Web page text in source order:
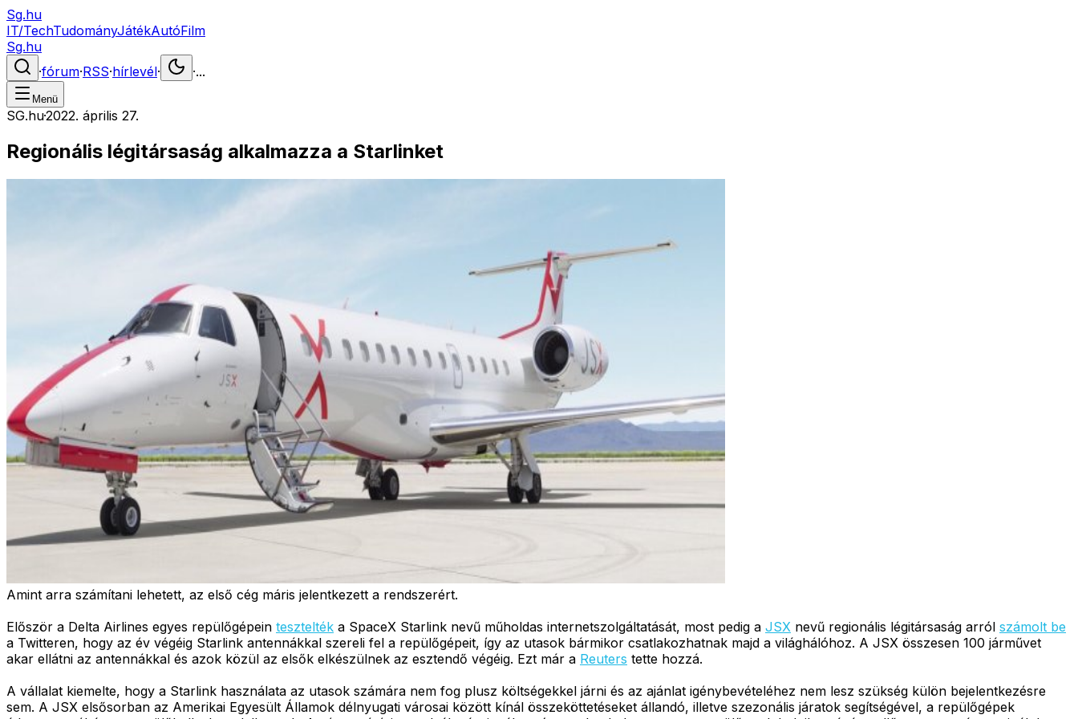
Sg.hu
IT/TechTudományJátékAutóFilm
Sg.hu
·fórum·RSS·hírlevél· ·...
Menü
SG.hu·2022. április 27.
Regionális légitársaság alkalmazza a Starlinket
Amint arra számítani lehetett, az első cég máris jelentkezett a rendszerért.
Először a Delta Airlines egyes repülőgépein tesztelték a SpaceX Starlink nevű műholdas internetszolgáltatását, most pedig a JSX nevű regionális légitársaság arról számolt be
a Twitteren, hogy az év végéig Starlink antennákkal szereli fel a repülőgépeit, így az utasok bármikor csatlakozhatnak majd a világhálóhoz. A JSX összesen 100 járművet
akar ellátni az antennákkal és azok közül az elsők elkészülnek az esztendő végéig. Ezt már a Reuters tette hozzá.
A vállalat kiemelte, hogy a Starlink használata az utasok számára nem fog plusz költségekkel járni és az ajánlat igénybevételéhez nem lesz szükség külön bejelentkezésre
sem. A JSX elsősorban az Amerikai Egyesült Államok délnyugati városai között kínál összeköttetéseket állandó, illetve szezonális járatok segítségével, a repülőgépek